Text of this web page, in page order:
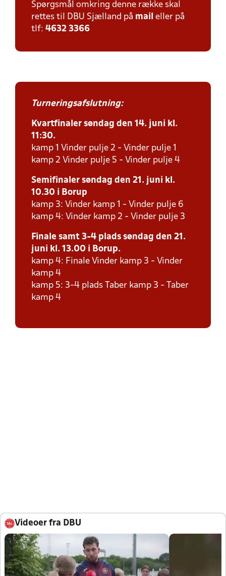
Spørgsmål omkring denne række skal
rettes til DBU Sjælland på mail eller på
tlf: 4632 3366
Turneringsafslutning:
Kvartfinaler søndag den 14. juni kl.
11:30.
kamp 1 Vinder pulje 2 - Vinder pulje 1
kamp 2 Vinder pulje 5 - Vinder pulje 4
Semifinaler søndag den 21. juni kl.
10.30 i Borup
kamp 3: Vinder kamp 1 - Vinder pulje 6
kamp 4: Vinder kamp 2 - Vinder pulje 3
Finale samt 3-4 plads søndag den 21.
juni kl. 13.00 i Borup.
kamp 4: Finale Vinder kamp 3 - Vinder
kamp 4
kamp 5: 3-4 plads Taber kamp 3 - Taber
kamp 4
Videoer fra DBU